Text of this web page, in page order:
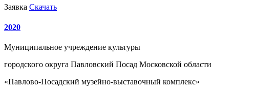
Заявка Скачать
2020
Муниципальное учреждение культуры
городского округа Павловский Посад Московской области
«Павлово-Посадский музейно-выставочный комплекс»